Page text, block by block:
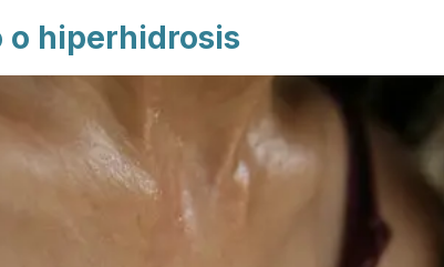
o hiperhidrosis